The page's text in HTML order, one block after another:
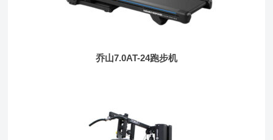
乔山7.0AT-24跑步机